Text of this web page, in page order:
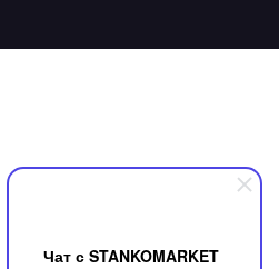
Чат с STANKOMARKET